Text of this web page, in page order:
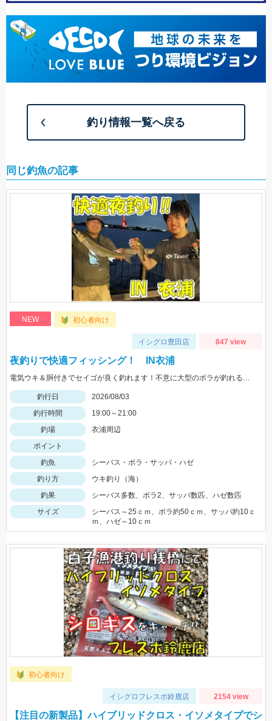
釣り情報一覧へ戻る
同じ釣魚の記事
NEW 初心者向け
イシグロ豊田店 847 view
夜釣りで快適フィッシング！ IN衣浦
釣行日
2026/08/03
釣行時間
19:00～21:00
釣場
衣浦周辺
ポイント
釣魚
シーバス・ボラ・サッパ・ハゼ
釣り方
ウキ釣り（海）
釣果
シーバス多数、ボラ2、サッパ数匹、ハゼ数匹
サイズ
シーバス～25ｃｍ、ボラ約50ｃｍ、サッパ約10ｃ
ｍ、ハゼ～10ｃｍ
初心者向け
イシグロフレスポ鈴鹿店 2154 view
【注目の新製品】ハイブリッドクロス・イソメタイプでシ